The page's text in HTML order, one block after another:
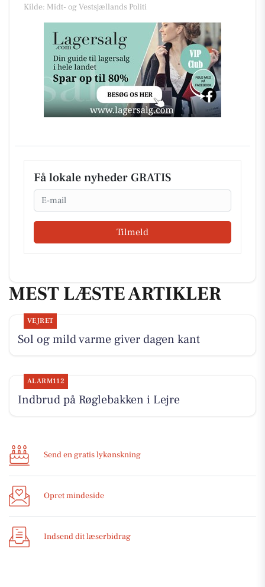
Kilde: Midt- og Vestsjællands Politi
Få lokale nyheder GRATIS
Email
Tilmeld
MEST LÆSTE ARTIKLER
VEJRET
Sol og mild varme giver dagen kant
ALARM112
Indbrud på Røglebakken i Lejre
Send en gratis lykønskning
Opret mindeside
Indsend dit læserbidrag